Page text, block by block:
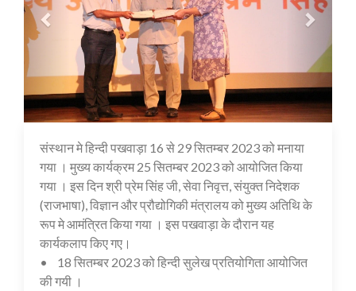
05 Oct 2023
संस्थान मे हिन्दी पखवाड़ा 16 से 29 सितम्बर 2023 को मनाया
गया । मुख्य कार्यक्रम 25 सितम्बर 2023 को आयोजित किया
गया । इस दिन श्री प्रेम सिंह जी, सेवा निवृत्त, संयुक्त निदेशक
(राजभाषा), विज्ञान और प्रौद्योगिकी मंत्रालय को मुख्य अतिथि के
रूप मे आमंत्रित किया गया । इस पखवाड़ा के दौरान यह
कार्यकलाप किए गए।
• 18 सितम्बर 2023 को हिन्दी सुलेख प्रतियोगिता आयोजित
की गयी ।